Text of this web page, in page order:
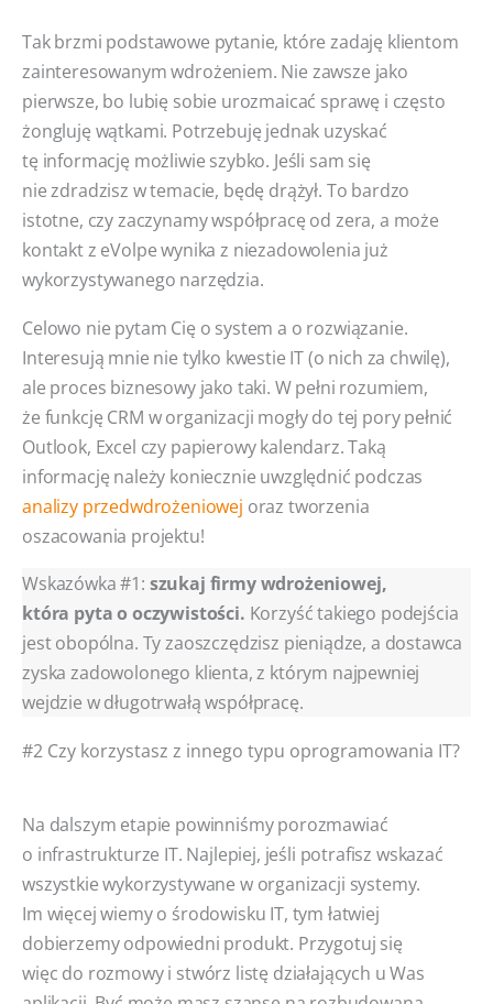
Tak brzmi podstawowe pytanie, które zadaję klientom
zainteresowanym wdrożeniem. Nie zawsze jako
pierwsze, bo lubię sobie urozmaicać sprawę i często
żongluję wątkami. Potrzebuję jednak uzyskać
tę informację możliwie szybko. Jeśli sam się
nie zdradzisz w temacie, będę drążył. To bardzo
istotne, czy zaczynamy współpracę od zera, a może
kontakt z eVolpe wynika z niezadowolenia już
wykorzystywanego narzędzia.
Celowo nie pytam Cię o system a o rozwiązanie.
Interesują mnie nie tylko kwestie IT (o nich za chwilę),
ale proces biznesowy jako taki. W pełni rozumiem,
że funkcję CRM w organizacji mogły do tej pory pełnić
Outlook, Excel czy papierowy kalendarz. Taką
informację należy koniecznie uwzględnić podczas
analizy przedwdrożeniowej oraz tworzenia
oszacowania projektu!
Wskazówka #1: szukaj firmy wdrożeniowej,
która pyta o oczywistości. Korzyść takiego podejścia
jest obopólna. Ty zaoszczędzisz pieniądze, a dostawca
zyska zadowolonego klienta, z którym najpewniej
wejdzie w długotrwałą współpracę.
#2 Czy korzystasz z innego typu oprogramowania IT?
Na dalszym etapie powinniśmy porozmawiać
o infrastrukturze IT. Najlepiej, jeśli potrafisz wskazać
wszystkie wykorzystywane w organizacji systemy.
Im więcej wiemy o środowisku IT, tym łatwiej
dobierzemy odpowiedni produkt. Przygotuj się
więc do rozmowy i stwórz listę działających u Was